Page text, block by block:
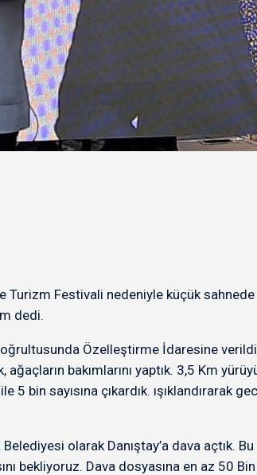
Festivali nedeniyle küçük sahnede
dedi.
Özelleştirme İdaresine verildi.
bakımlarını yaptık. 3,5 Km
bin sayısına çıkardık. ışıklandırarak
olarak Danıştay’a dava açtık.
bekliyoruz. Dava dosyasına en az 50